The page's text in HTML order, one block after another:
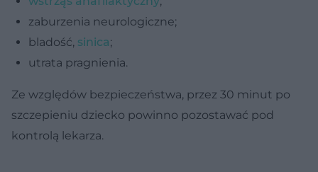
zaburzenia neurologiczne;
bladość, sinica;
utrata pragnienia.
Ze względów bezpieczeństwa, przez 30 minut po
szczepieniu dziecko powinno pozostawać pod
kontrolą lekarza.